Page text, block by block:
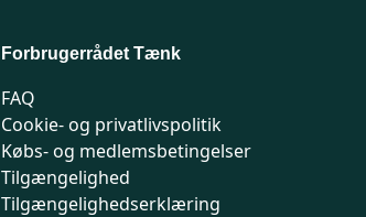
Forbrugerrådet Tænk
FAQ
Cookie- og privatlivspolitik
Købs- og medlemsbetingelser
Tilgængelighed
Tilgængelighedserklæring